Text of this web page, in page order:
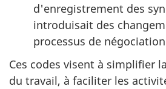
d'enregistrement des
introduisait des
processus de
Ces codes visent à simplifier
du travail, à faciliter les